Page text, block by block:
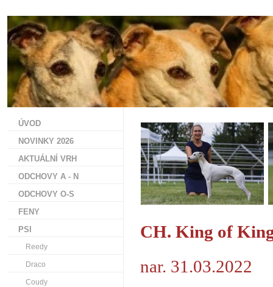
CH. King of
nar. 31.03.2022
ÚVOD
NOVINKY 2026
AKTUÁLNÍ VRH
ODCHOVY A - N
ODCHOVY O-S
FENY
PSI
Reedy
Draco
Coudy